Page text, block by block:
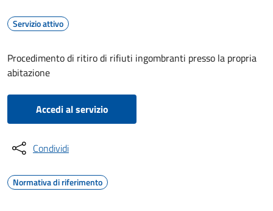
Servizio attivo
Procedimento di ritiro di rifiuti ingombranti presso la propria
abitazione
Accedi al servizio
Condividi
Normativa di riferimento